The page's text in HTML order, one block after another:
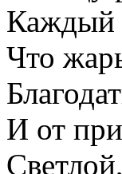
Каждый
Что
И от